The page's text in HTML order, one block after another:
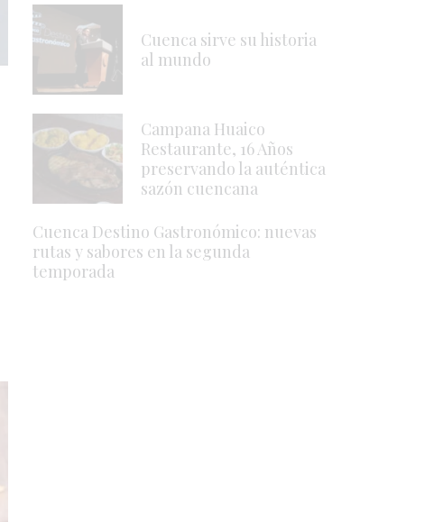
Cuenca sirve su historia
al mundo
Campana Huaico
Restaurante, 16 Años
preservando la auténtica
sazón cuencana
Cuenca Destino Gastronómico: nuevas
rutas y sabores en la segunda
temporada